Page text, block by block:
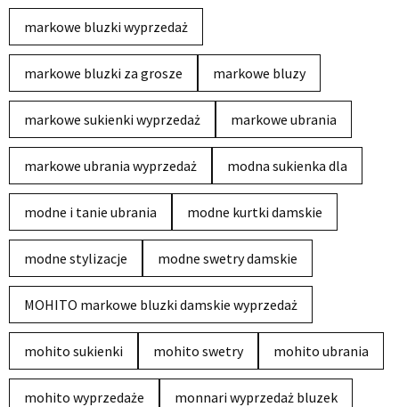
markowe bluzki wyprzedaż
markowe bluzki za grosze markowe bluzy
markowe sukienki wyprzedaż markowe ubrania
markowe ubrania wyprzedaż modna sukienka dla
modne i tanie ubrania modne kurtki damskie
modne stylizacje modne swetry damskie
MOHITO markowe bluzki damskie wyprzedaż
mohito sukienki mohito swetry mohito ubrania
mohito wyprzedaże monnari wyprzedaż bluzek